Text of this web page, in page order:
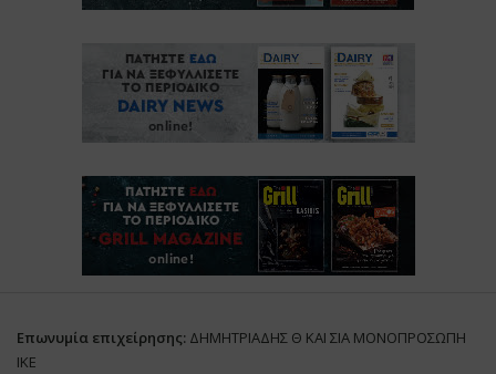
Επωνυμία επιχείρησης: ΔΗΜΗΤΡΙΑΔΗΣ Θ ΚΑΙ ΣΙΑ ΜΟΝΟΠΡΟΣΩΠΗ
ΙΚΕ